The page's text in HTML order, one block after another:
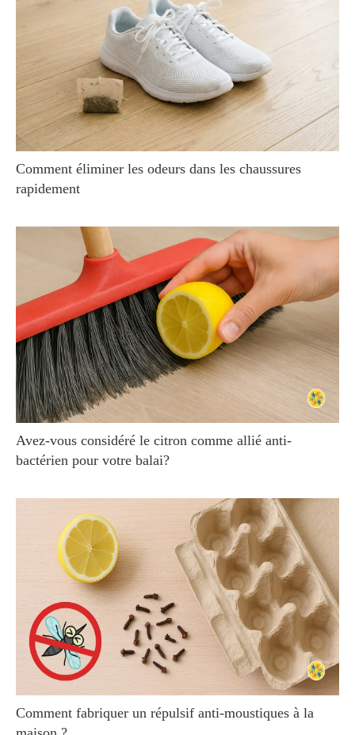
Comment éliminer les odeurs dans les chaussures
rapidement
Avez-vous considéré le citron comme allié anti-
bactérien pour votre balai?
Comment fabriquer un répulsif anti-moustiques à la